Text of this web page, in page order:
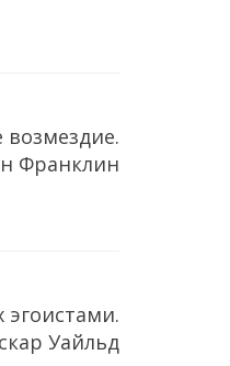
возмездие.
Франклин
эгоистами.
Уайльд